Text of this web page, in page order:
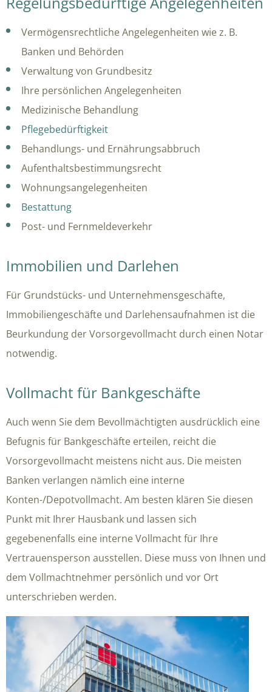
Vermögensrechtliche Angelegenheiten wie z. B.
Banken und Behörden
Verwaltung von Grundbesitz
Ihre persönlichen Angelegenheiten
Medizinische Behandlung
Pflegebedürftigkeit
Behandlungs- und Ernährungsabbruch
Aufenthaltsbestimmungsrecht
Wohnungsangelegenheiten
Bestattung
Post- und Fernmeldeverkehr
Immobilien und Darlehen
Für Grundstücks- und Unternehmensgeschäfte,
Immobiliengeschäfte und Darlehensaufnahmen ist die
Beurkundung der Vorsorgevollmacht durch einen Notar
notwendig.
Vollmacht für Bankgeschäfte
Auch wenn Sie dem Bevollmächtigten ausdrücklich eine
Befugnis für Bankgeschäfte erteilen, reicht die
Vorsorgevollmacht meistens nicht aus. Die meisten
Banken verlangen nämlich eine interne
Konten-/Depotvollmacht. Am besten klären Sie diesen
Punkt mit Ihrer Hausbank und lassen sich
gegebenenfalls eine interne Vollmacht für Ihre
Vertrauensperson ausstellen. Diese muss von Ihnen und
dem Vollmachtnehmer persönlich und vor Ort
unterschrieben werden.